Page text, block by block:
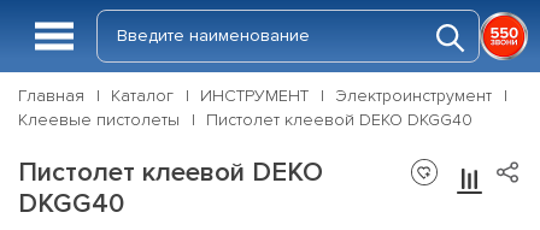
Главная Каталог ИНСТРУМЕНТ
Электроинструмент
Клеевые пистолеты
Пистолет клеевой DEKO DKGG40
Пистолет клеевой DEKO
DKGG40